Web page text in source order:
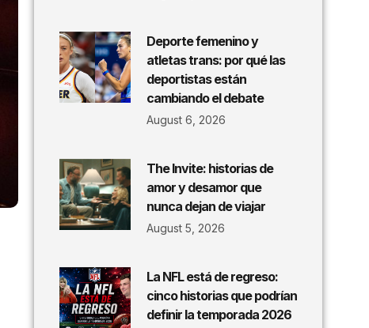
Deporte femenino y
atletas trans: por qué las
deportistas están
cambiando el debate
August 6, 2026
The Invite: historias de
amor y desamor que
nunca dejan de viajar
August 5, 2026
La NFL está de regreso:
cinco historias que podrían
definir la temporada 2026